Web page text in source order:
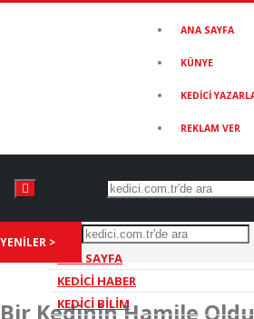
ANA SAYFA
KÜNYE
KEDİCİ
REKLAM VER
ANA SAYFA
KEDİCİ HABER
KEDİCİ BİLİM
YENİLER >
Bir Kedinin Hamile